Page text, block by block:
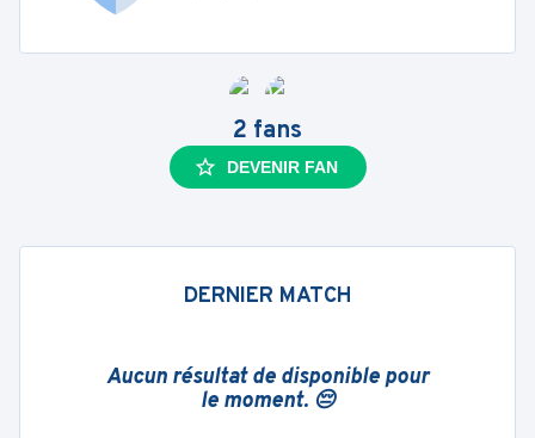
2 fans
DEVENIR FAN
DERNIER MATCH
Aucun résultat de disponible pour
le moment. 😔